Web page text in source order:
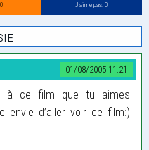
J’aime pas: 0
01/08/2005 11:21
à ce film que tu aimes
envie d’aller voir ce film:)